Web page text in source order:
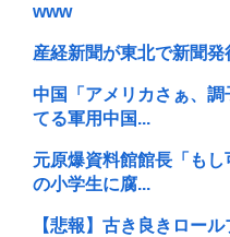
www
産経新聞が東北で新聞発
中国「アメリカさぁ、
てる軍用中国...
元原爆資料館館長「も
の小学生に腐...
【悲報】古き良きロー